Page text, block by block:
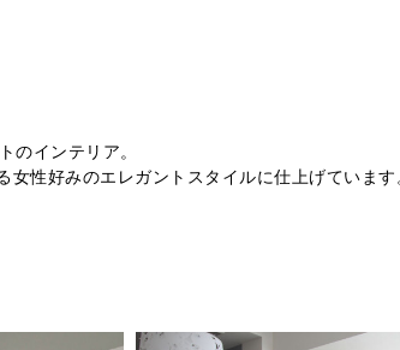
のインテリア。
性好みのエレガントスタイルに仕上げています